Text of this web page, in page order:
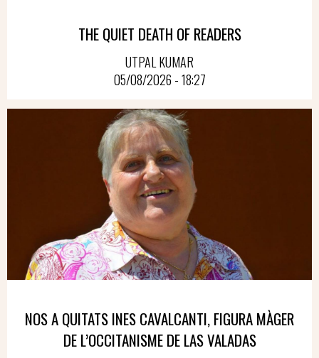
THE QUIET DEATH OF READERS
UTPAL KUMAR
05/08/2026 - 18:27
NOS A QUITATS INES CAVALCANTI, FIGURA MÀGER
DE L’OCCITANISME DE LAS VALADAS